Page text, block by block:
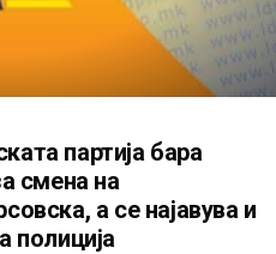
партија бара
смена на
а се најавува и
полиција